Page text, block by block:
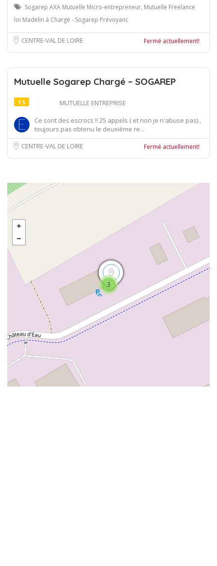
Sogarep AXA Mutuelle Micro-entrepreneur, Mutuelle Freelance
loi Madelin à Chargé - Sogarep Prévoyanc
CENTRE-VAL DE LOIRE Fermé actuellement!
Mutuelle Sogarep Chargé – SOGAREP
1.5
MUTUELLE ENTREPRISE
Ce sont des escrocs !! 25 appels ( et non je n'abuse pas) ,
toujours pas obtenu le deuxième re...
CENTRE-VAL DE LOIRE
Fermé actuellement!
3